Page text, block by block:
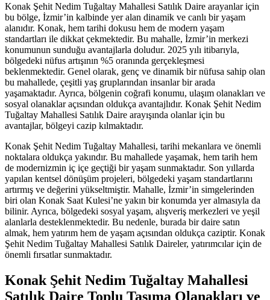
Konak Şehit Nedim Tuğaltay Mahallesi Satılık Daire arayanlar için
bu bölge, İzmir’in kalbinde yer alan dinamik ve canlı bir yaşam
alanıdır. Konak, hem tarihi dokusu hem de modern yaşam
standartları ile dikkat çekmektedir. Bu mahalle, İzmir’in merkezi
konumunun sunduğu avantajlarla doludur. 2025 yılı itibarıyla,
bölgedeki nüfus artışının %5 oranında gerçekleşmesi
beklenmektedir. Genel olarak, genç ve dinamik bir nüfusa sahip olan
bu mahallede, çeşitli yaş gruplarından insanlar bir arada
yaşamaktadır. Ayrıca, bölgenin coğrafi konumu, ulaşım olanakları ve
sosyal olanaklar açısından oldukça avantajlıdır. Konak Şehit Nedim
Tuğaltay Mahallesi Satılık Daire arayışında olanlar için bu
avantajlar, bölgeyi cazip kılmaktadır.
Konak Şehit Nedim Tuğaltay Mahallesi, tarihi mekanlara ve önemli
noktalara oldukça yakındır. Bu mahallede yaşamak, hem tarih hem
de modernizmin iç içe geçtiği bir yaşam sunmaktadır. Son yıllarda
yapılan kentsel dönüşüm projeleri, bölgedeki yaşam standartlarını
artırmış ve değerini yükseltmiştir. Mahalle, İzmir’in simgelerinden
biri olan Konak Saat Kulesi’ne yakın bir konumda yer almasıyla da
bilinir. Ayrıca, bölgedeki sosyal yaşam, alışveriş merkezleri ve yeşil
alanlarla desteklenmektedir. Bu nedenle, burada bir daire satın
almak, hem yatırım hem de yaşam açısından oldukça caziptir. Konak
Şehit Nedim Tuğaltay Mahallesi Satılık Daireler, yatırımcılar için de
önemli fırsatlar sunmaktadır.
Konak Şehit Nedim Tuğaltay Mahallesi
Satılık Daire Toplu Taşıma Olanakları ve